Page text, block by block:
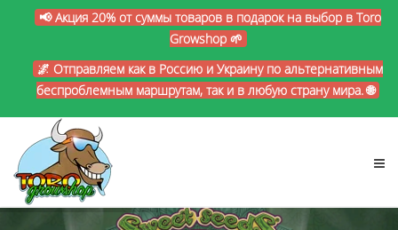
📢 Акция 20% от суммы товаров в подарок на выбор в Toro
Growshop 🌱
🌌 Отправляем как в Россию и Украину по альтернативным
беспроблемным маршрутам, так и в любую страну мира. 🌐